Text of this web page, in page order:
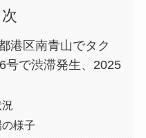
港区南青山でタク
号で渋滞発生、2025
様子